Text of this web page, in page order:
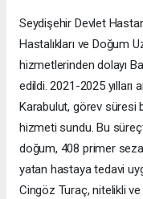
Seydişehir Devlet
Hastalıkları ve Doğum
hizmetlerinden dolayı
edildi. 2021-2025 yılları
Karabulut, görev süresi
hizmeti sundu. Bu
doğum, 408 primer
yatan hastaya tedavi
Cingöz Turaç, nitelikli